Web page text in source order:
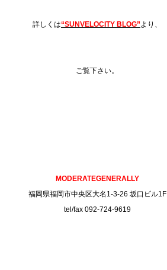
詳しくは“SUNVELOCITY BLOG”より、
ご覧下さい。
MODERATEGENERALLY
福岡県福岡市中央区大名1-3-26 坂口ビル1F
tel/fax 092-724-9619